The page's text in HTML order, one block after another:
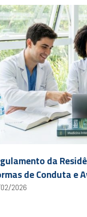
da
de Conduta e
2026